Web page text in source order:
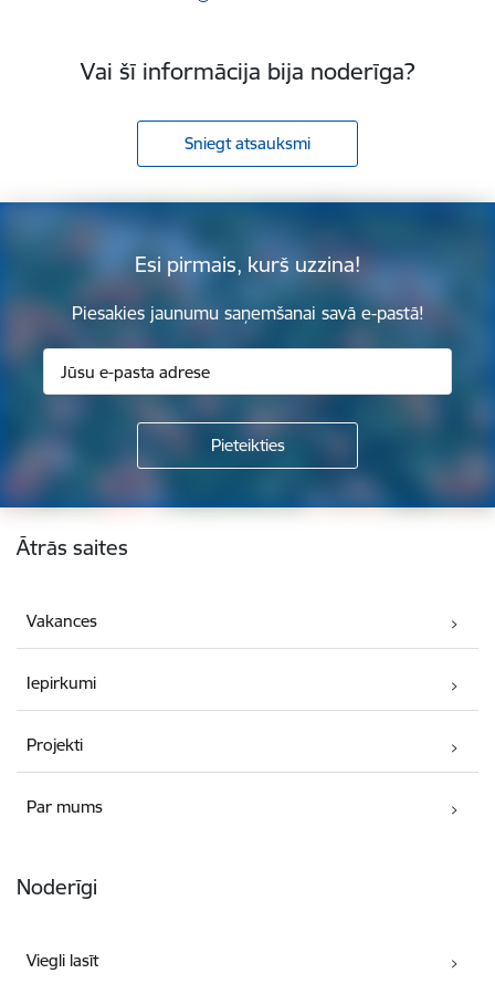
Vai šī informācija bija noderīga?
Sniegt atsauksmi
Esi pirmais, kurš uzzina!
Piesakies jaunumu saņemšanai savā e-pastā!
Kājene
Ātrās saites
Vakances
Iepirkumi
Projekti
Par mums
Noderīgi
Viegli lasīt